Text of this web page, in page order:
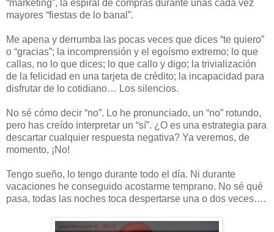
“marketing”, la espiral de compras durante unas cada vez
mayores “fiestas de lo banal”.
Me apena y derrumba las pocas veces que dices “te quiero”
o “gracias”; la incomprensión y el egoísmo extremo; lo que
callas, no lo que dices; lo que callo y digo; la trivialización
de la felicidad en una tarjeta de crédito; la incapacidad para
disfrutar de lo cotidiano… Los silencios.
No sé cómo decir “no”. Lo he pronunciado, un “no” rotundo,
pero has creído interpretar un “sí”. ¿O es una estrategia para
descartar cualquier respuesta negativa? Ya veremos, de
momento, ¡No!
Tengo sueño, lo tengo durante todo el día. Ni durante
vacaciones he conseguido acostarme temprano. No sé qué
pasa, todas las noches toca despertarse una o dos veces….